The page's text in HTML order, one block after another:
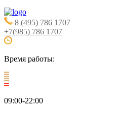
8 (495) 786 1707
+7(985) 786 1707
Время работы:
09:00-22:00